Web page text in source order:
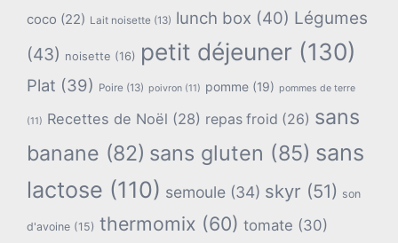
coco (22) Lait noisette (13) lunch box (40) Légumes
(43) noisette (16) petit déjeuner (130)
Plat (39) Poire (13) poivron (11) pomme (19) pommes de terre
(11) Recettes de Noël (28) repas froid (26) sans
banane (82) sans gluten (85) sans
lactose (110) semoule (34) skyr (51) son
d'avoine (15) thermomix (60) tomate (30)